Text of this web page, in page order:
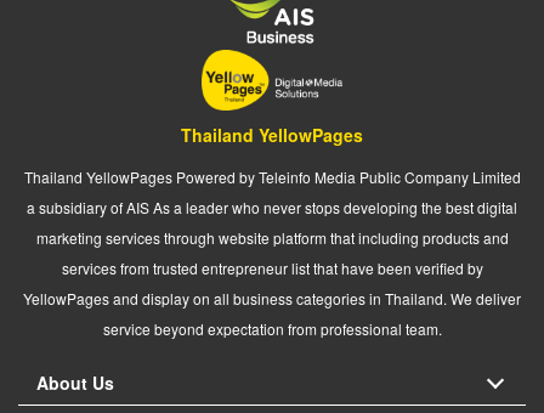
Thailand YellowPages
Thailand YellowPages Powered by Teleinfo Media Public Company Limited
a subsidiary of AIS As a leader who never stops developing the best digital
marketing services through website platform that including products and
services from trusted entrepreneur list that have been verified by
YellowPages and display on all business categories in Thailand. We deliver
service beyond expectation from professional team.
About Us